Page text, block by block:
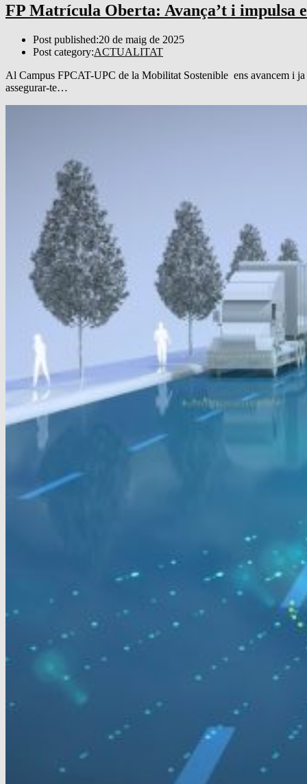
FP Matrícula Oberta: Avança’t i impulsa
Post published:20 de maig de 2025
Post category:ACTUALITAT
Al Campus FPCAT-UPC de la Mobilitat Sostenible ens avancem i
assegurar-te…